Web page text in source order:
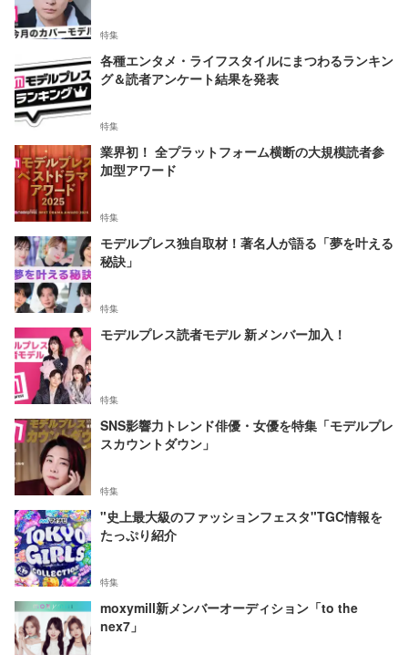
特集
各種エンタメ・ライフスタイルにまつわるランキン
グ＆読者アンケート結果を発表
特集
業界初！ 全プラットフォーム横断の大規模読者参
加型アワード
特集
モデルプレス独自取材！著名人が語る「夢を叶える
秘訣」
特集
モデルプレス読者モデル 新メンバー加入！
特集
SNS影響力トレンド俳優・女優を特集「モデルプレ
スカウントダウン」
特集
"史上最大級のファッションフェスタ"TGC情報を
たっぷり紹介
特集
moxymill新メンバーオーディション「to the
nex7」